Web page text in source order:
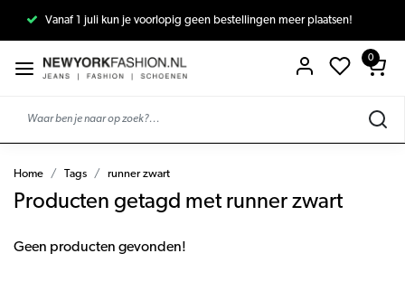
Vanaf 1 juli kun je voorlopig geen bestellingen meer plaatsen!
0
Home Tags runner zwart
Producten getagd met runner zwart
Geen producten gevonden!